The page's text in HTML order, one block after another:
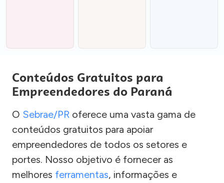
Conteúdos Gratuitos para
Empreendedores do Paraná
O Sebrae/PR oferece uma vasta gama de
conteúdos gratuitos para apoiar
empreendedores de todos os setores e
portes. Nosso objetivo é fornecer as
melhores ferramentas, informações e